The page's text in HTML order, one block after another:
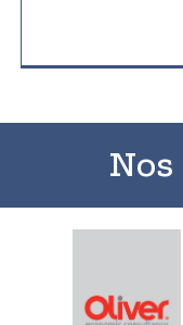
Nos